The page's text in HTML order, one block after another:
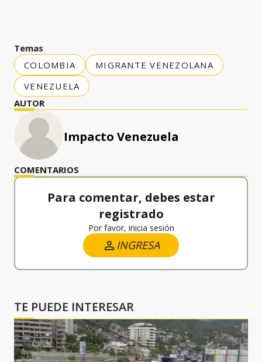
Temas
COLOMBIA
MIGRANTE VENEZOLANA
VENEZUELA
AUTOR
Impacto Venezuela
COMENTARIOS
Para comentar, debes estar
registrado
Por favor, inicia sesión
INGRESA
TE PUEDE INTERESAR